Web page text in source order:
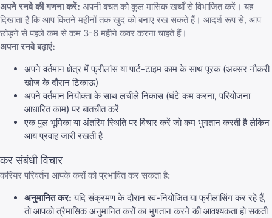
अपने रनवे की गणना करें: अपनी बचत को कुल मासिक खर्चों से विभाजित करें। यह
दिखाता है कि आप कितने महीनों तक खुद को बनाए रख सकते हैं। आदर्श रूप से, आप
छोड़ने से पहले कम से कम 3-6 महीने कवर करना चाहते हैं।
अपना रनवे बढ़ाएं:
अपने वर्तमान क्षेत्र में फ्रीलांस या पार्ट-टाइम काम के साथ पूरक (अक्सर नौकरी
खोज के दौरान टिकाऊ)
अपने वर्तमान नियोक्ता के साथ लचीले निकास (घंटे कम करना, परियोजना
आधारित काम) पर बातचीत करें
एक पुल भूमिका या अंतरिम स्थिति पर विचार करें जो कम भुगतान करती है लेकिन
आय प्रवाह जारी रखती है
कर संबंधी विचार
करियर परिवर्तन आपके करों को प्रभावित कर सकता है:
अनुमानित कर: यदि संक्रमण के दौरान स्व-नियोजित या फ्रीलांसिंग कर रहे हैं,
तो आपको त्रैमासिक अनुमानित करों का भुगतान करने की आवश्यकता हो सकती